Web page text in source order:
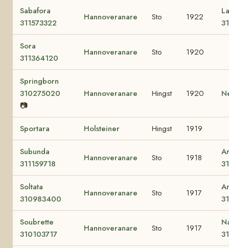
Sabafora
311573322
Hannoveranare Sto 1922
Sora
311364120
Hannoveranare Sto 1920
Springborn
310275020
📷
Hannoveranare Hingst 1920
Sportara Holsteiner Hingst 1919
Subunda
311159718
Hannoveranare Sto 1918
Soltata
310983400
Hannoveranare Sto 1917
Soubrette
310103717
Hannoveranare Sto 1917